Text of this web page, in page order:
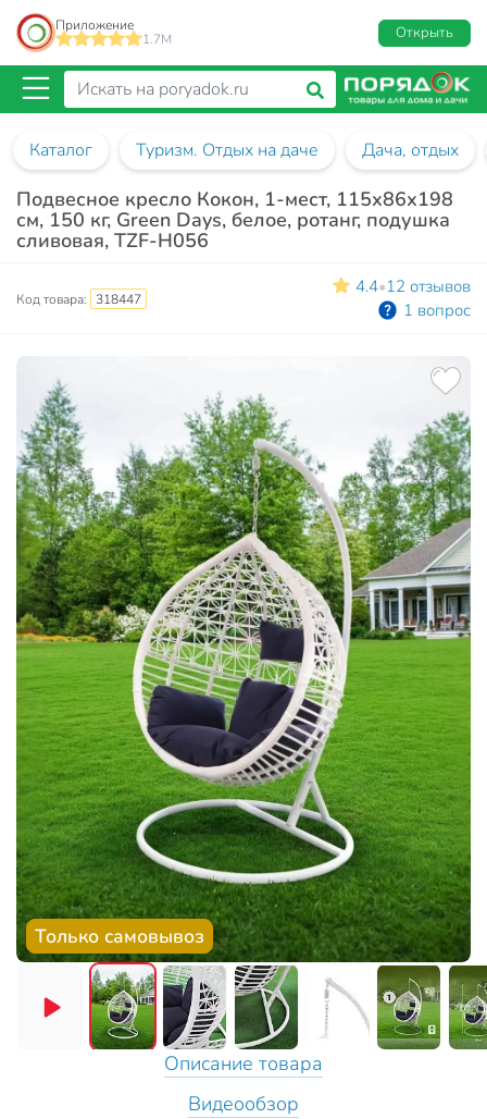
Приложение
1.7M
Открыть
Каталог Туризм. Отдых на даче Дача, отдых
Подвесное кресло Кокон, 1-мест, 115х86х198
см, 150 кг, Green Days, белое, ротанг, подушка
сливовая, TZF-H056
Код товара: 318447
4.4•12 отзывов
1 вопрос
Только самовывоз
Описание товара
Видеообзор